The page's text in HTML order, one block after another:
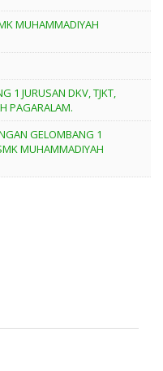
MUHAMMADIYAH
1 JURUSAN DKV, TJKT,
PAGARALAM.
GELOMBANG 1
MUHAMMADIYAH